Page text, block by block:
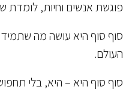
פוגשת אנשים וחיות, לומדת
סוף סוף היא עושה מה
העולם.
סוף סוף היא – היא, בלי